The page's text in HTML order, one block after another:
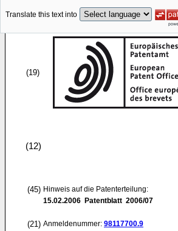
Translate this text into
(19)
(12)
(45) Hinweis auf die Patenterteilung:
15.02.2006 Patentblatt 2006/07
(21) Anmeldenummer: 98117700.9